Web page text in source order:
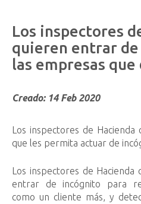
Los inspectores
quieren entrar de
las empresas que
Creado: 14 Feb 2020
Los inspectores de
que les permita actuar de
Los inspectores de
entrar de incógnito para
como un cliente más, y